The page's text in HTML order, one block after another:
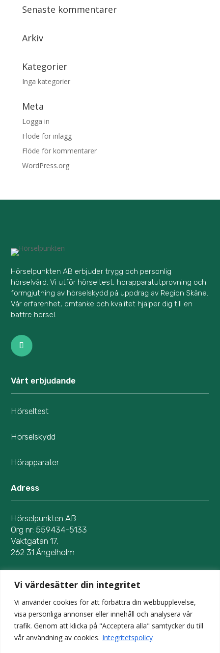
Vi värdesätter din integritet
Vi använder cookies för att förbättra din webbupplevelse,
visa personliga annonser eller innehåll och analysera vår
trafik. Genom att klicka på "Acceptera alla" samtycker du till
vår användning av cookies. Integritetspolicy
Senaste kommentarer
Arkiv
Kategorier
Inga kategorier
Meta
Logga in
Flöde för inlägg
Flöde för kommentarer
WordPress.org
Hörselpunkten AB erbjuder trygg och personlig
hörselvård. Vi utför hörseltest, hörapparatutprovning och
formgjutning av hörselskydd på uppdrag av Region Skåne.
Vår erfarenhet, omtanke och kvalitet hjälper dig till en
bättre hörsel.
Vårt erbjudande
Hörseltest
Hörselskydd
Hörapparater
Adress
Hörselpunkten AB
Org nr: 559434-5133
Vaktgatan 17,
262 31 Ängelholm
0431 181 91
info@horselpunkten.se